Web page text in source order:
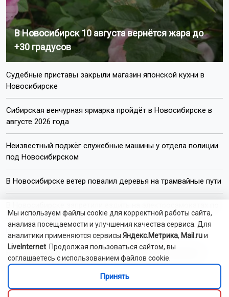
В Новосибирск 10 августа вернётся жара до
+30 градусов
Судебные приставы закрыли магазин японской кухни в
Новосибирске
Сибирская венчурная ярмарка пройдёт в Новосибирске в
августе 2026 года
Неизвестный поджёг служебные машины у отдела полиции
под Новосибирском
В Новосибирске ветер повалил деревья на трамвайные пути
главным улицам
В Новосибирске спасатели сняли 20-летнюю раненную
девушку с перил балкона
Директора новосибирской школы наказали за отказ
Мы используем файлы cookie для корректной работы сайта,
анализа посещаемости и улучшения качества сервиса. Для
аналитики применяются сервисы Яндекс.Метрика, Mail.ruи
LiveInternet . Продолжая пользоваться сайтом, вы
соглашаетесь с использованием файлов cookie.
Принять